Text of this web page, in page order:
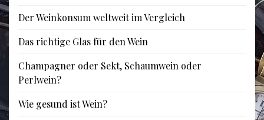
Der Weinkonsum weltweit im Vergleich
Das richtige Glas für den Wein
Champagner oder Sekt, Schaumwein oder
Perlwein?
Wie gesund ist Wein?